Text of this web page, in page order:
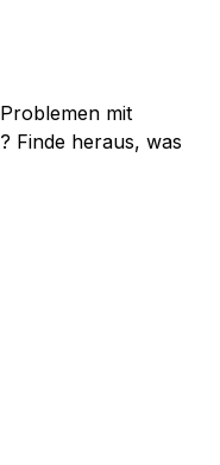
mit
Finde heraus, was